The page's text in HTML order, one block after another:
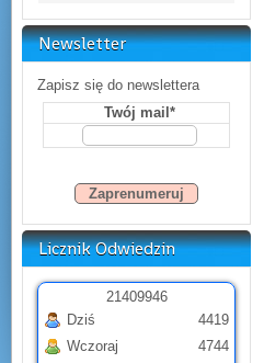
Newsletter
Zapisz się do newslettera
Twój mail*
Licznik Odwiedzin
21409946
Dziś
Wczoraj
4419
4744